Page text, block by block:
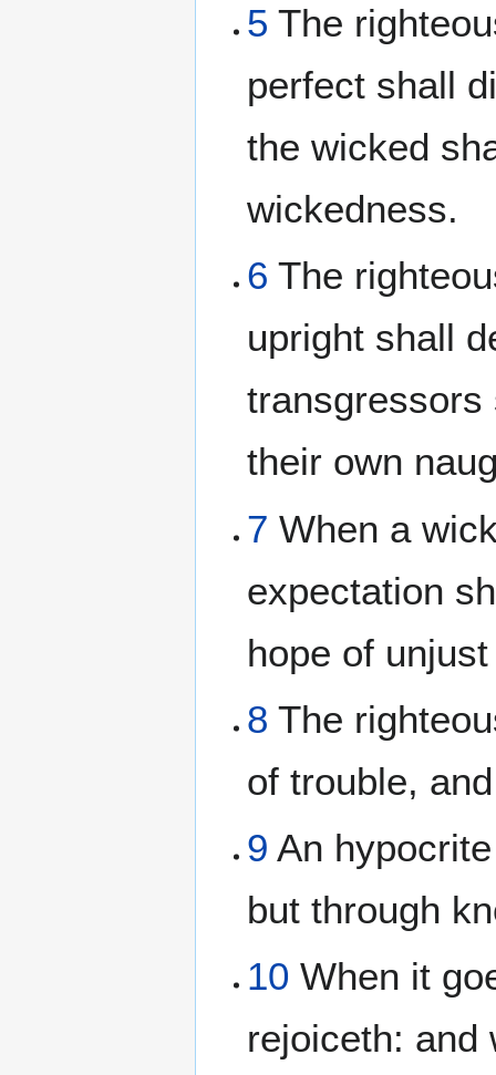
5 The
perfect shall
the wicked
wickedness.
6 The
upright shall
transgressors
their own
7 When a
expectation
hope of
8 The
of trouble,
9 An
but through
10 When it
rejoiceth: and